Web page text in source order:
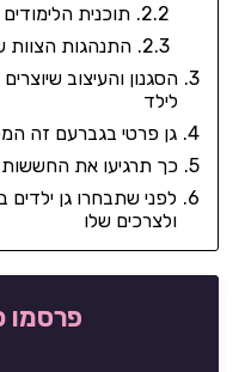
תוכנית
התנהגות הצוות
הסגנון והעיצוב
לילד
גן פרטי בגברעם זה
כך תרגיעו את
לפני שתבחרו גן
ולצרכים שלו